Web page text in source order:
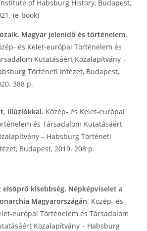
of Habsburg History, Budapest,
(e-book)
Magyar jelenidő és történelem.
és Kelet-európai Történelem és
Kutatásáért Közalapítvány –
Történeti Intézet, Budapest,
388 p.
illúziókkal. Közép- és Kelet-európai
és Társadalom Kutatásáért
– Habsburg Történeti
Budapest, 2019. 208 p.
elsöprő kisebbség. Népképviselet a
Magyarországán. Közép- és
európai Történelem és Társadalom
Közalapítvány – Habsburg